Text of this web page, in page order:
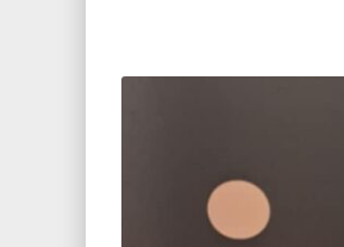
29 czerwca 2026 /Bez kategorii